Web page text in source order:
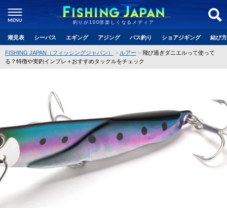
釣りが100倍楽しくなるメディア
潮見表 シーバス エギング アジング バス釣り ショアジギング 結び
FISHING JAPAN（フィッシングジャパン） ルアー
飛び過ぎダニエルって使って
る？特徴や実釣インプレ＋おすすめタックルをチェック